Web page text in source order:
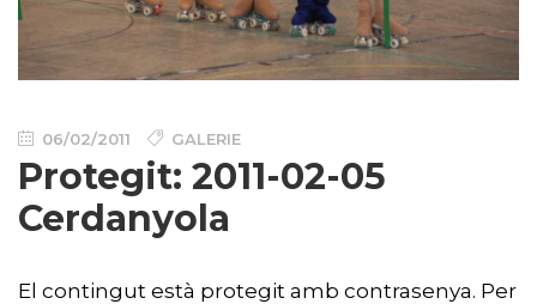
06/02/2011 GALERIE
Protegit: 2011-02-05
Cerdanyola
El contingut està protegit amb contrasenya. Per